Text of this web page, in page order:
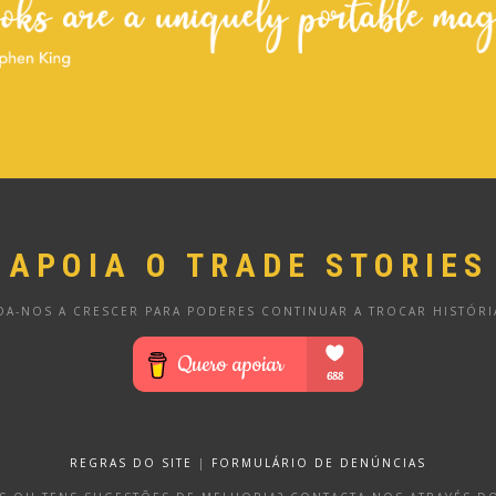
APOIA O TRADE STORIES
NOS A CRESCER PARA PODERES CONTINUAR A TROCAR
REGRAS DO SITE | FORMULÁRIO DE DENÚNCIAS